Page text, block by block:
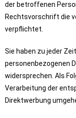
der betroffenen
Rechtsvorschrift die
verpflichtet.
Sie haben zu jeder
personenbezogenen
widersprechen. Als
Verarbeitung der
Direktwerbung